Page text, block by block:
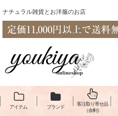
ナチュラル雑貨とお洋服のお店
アイテム ブランド
客注取り寄せ品
（余剰）